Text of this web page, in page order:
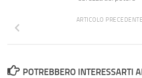
ARTICOLO PRECEDENTE
POTREBBERO INTERESSARTI